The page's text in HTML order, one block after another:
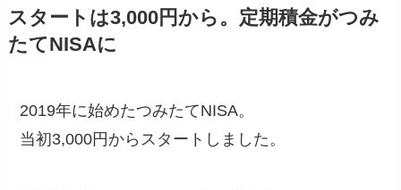
スタートは3,000円から。定期積金がつみ
たてNISAに
2019年に始めたつみたてNISA。
当初3,000円からスタートしました。